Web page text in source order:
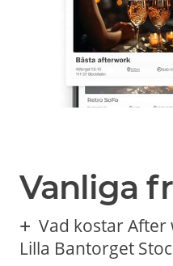
Vanliga
Vad kostar After
Lilla Bantorget